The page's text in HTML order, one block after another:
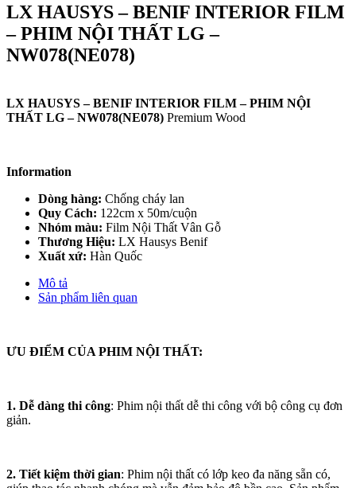
LX HAUSYS – BENIF INTERIOR FILM
– PHIM NỘI THẤT LG –
NW078(NE078)
LX HAUSYS – BENIF INTERIOR FILM – PHIM NỘI
THẤT LG – NW078(NE078) Premium Wood
Information
Dòng hàng: Chống cháy lan
Quy Cách: 122cm x 50m/cuộn
Nhóm màu: Film Nội Thất Vân Gỗ
Thương Hiệu: LX Hausys Benif
Xuất xứ: Hàn Quốc
Mô tả
Sản phẩm liên quan
ƯU ĐIỂM CỦA PHIM NỘI THẤT:
1. Dễ dàng thi công: Phim nội thất dễ thi công với bộ công cụ đơn
giản.
2. Tiết kiệm thời gian: Phim nội thất có lớp keo đa năng sẵn có,